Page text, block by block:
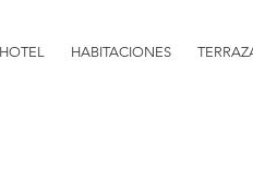
HOTEL HABITACIONES